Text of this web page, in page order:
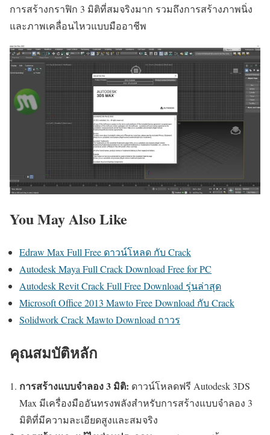
การสร้างกราฟิก 3 มิติที่สมจริงมาก รวมถึงการสร้างภาพนิ่ง
และภาพเคลื่อนไหวแบบมืออาชีพ
You May Also Like
Edraw Max Full Free ดาวน์โหลด กับ Crack
Autodesk Maya Full Crack Download Free for PC
Autodesk Revit Crack Full Free Download รุ่นล่าสุด
Microsoft Office 2013 Mawto Free Download กับ Crack
Solidwork Crack Mawto Download ถาวร
คุณสมบัติหลัก
การสร้างแบบจำลอง 3 มิติ: ดาวน์โหลดฟรี Autodesk 3DS
Max มีเครื่องมืออันทรงพลังสำหรับการสร้างแบบจำลอง 3
มิติที่มีความละเอียดสูงและสมจริง